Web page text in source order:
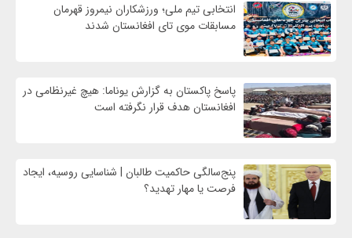
انتخابی تیم ملی؛ ورزشکاران نیمروز قهرمان
مسابقات موی تای افغانستان شدند
پاسخ پاکستان به گزارش یوناما: هیچ غیرنظامی در
افغانستان هدف قرار نگرفته است
پنج‌سالگی حاکمیت طالبان | شناسایی روسیه، ایجاد
فرصت‌ یا مهار تهدید؟